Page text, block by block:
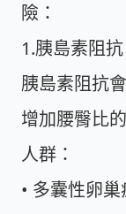
險：
1.胰島素阻
胰島素阻抗
增加腰臀比
人群：
• 多囊性卵